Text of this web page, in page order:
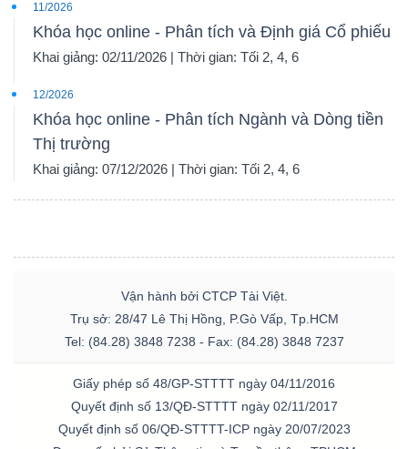
11/2026
Khóa học online - Phân tích và Định giá Cổ phiếu
Khai giảng: 02/11/2026 | Thời gian: Tối 2, 4, 6
12/2026
Khóa học online - Phân tích Ngành và Dòng tiền
Thị trường
Khai giảng: 07/12/2026 | Thời gian: Tối 2, 4, 6
Vận hành bởi CTCP Tài Việt.
Trụ sở: 28/47 Lê Thị Hồng, P.Gò Vấp, Tp.HCM
Tel: (84.28) 3848 7238 - Fax: (84.28) 3848 7237
Giấy phép số 48/GP-STTTT ngày 04/11/2016
Quyết định số 13/QĐ-STTTT ngày 02/11/2017
Quyết định số 06/QĐ-STTTT-ICP ngày 20/07/2023
thông
chính